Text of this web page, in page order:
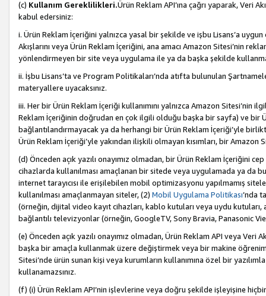
(c) Kullanım Gereklilikleri.Ürün Reklam API’ına çağrı yaparak, Veri
kabul edersiniz:
i. Ürün Reklam İçeriğini yalnızca yasal bir şekilde ve işbu Lisans’a uygun
Akışlarını veya Ürün Reklam İçeriğini, ana amacı Amazon Sitesi’nin
yönlendirmeyen bir site veya uygulama ile ya da başka şekilde
ii. İşbu Lisans’ta ve Program Politikaları’nda atıfta bulunulan
materyallere uyacaksınız.
iii. Her bir Ürün Reklam İçeriği kullanımını yalnızca Amazon
Reklam İçeriğinin doğrudan en çok ilgili olduğu başka bir sayfa) ve bir
bağlantılandırmayacak ya da herhangi bir Ürün Reklam İçeriği’yle
Ürün Reklam İçeriği’yle yakından ilişkili olmayan kısımları, bir Amazon
(d) Önceden açık yazılı onayımız olmadan, bir Ürün Reklam İçeriğini
cihazlarda kullanılması amaçlanan bir sitede veya uygulamada ya da
internet tarayıcısı ile erişilebilen mobil optimizasyonu yapılmamış
kullanılması amaçlanmayan siteler, (2) Mobil Uygulama Politikası’nda
(örneğin, dijital video kayıt cihazları, kablo kutuları veya uydu kutuları,
bağlantılı televizyonlar (örneğin, GoogleTV, Sony Bravia, Panasonic
(e) Önceden açık yazılı onayımız olmadan, Ürün Reklam API veya
başka bir amaçla kullanmak üzere değiştirmek veya bir makine
Sitesi’nde ürün sunan kişi veya kurumların kullanımına özel bir
kullanamazsınız.
(f) (i) Ürün Reklam API’nin işlevlerine veya doğru şekilde işleyişine